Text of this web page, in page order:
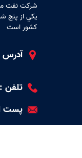
يكي از پنج
كشور است
تلفن :
پست